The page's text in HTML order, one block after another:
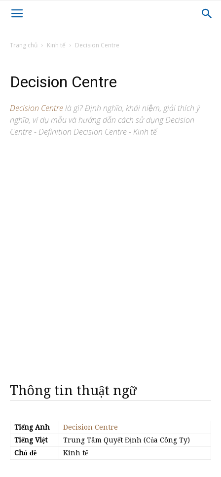
Trang chủ Kinh tế Decision Centre
Decision Centre
Decision Centrelà gì? Định nghĩa, khái niệm, giải thích ý
nghĩa, ví dụ mẫu và hướng dẫn cách sử dụng Decision
Centre - Definition Decision Centre - Kinh tế
Thông tin thuật ngữ
Tiếng Anh
Decision Centre
Tiếng Việt
Trung Tâm Quyết Định (Của Công Ty)
Chủ đề
Kinh tế